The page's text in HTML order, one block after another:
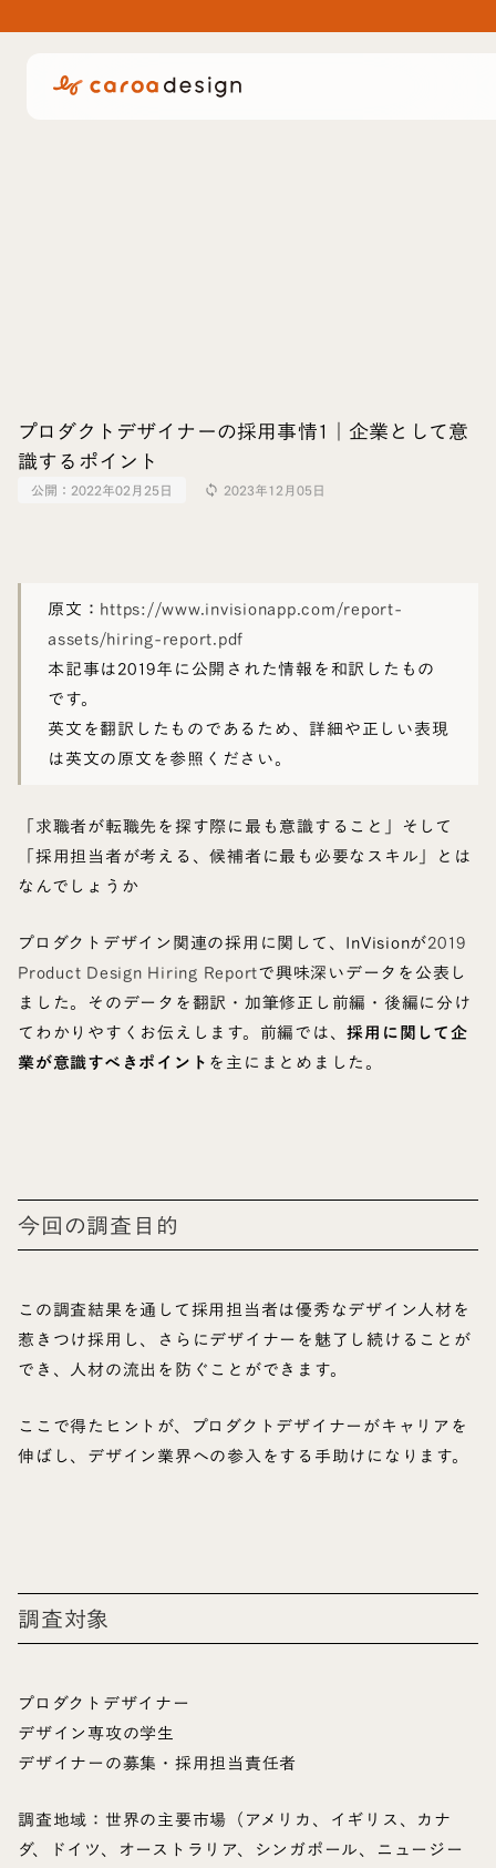
プロダクトデザイナーの採用事情1｜企業として意
識するポイント
公開： 2022年02月25日 sync 2023年12月05日
原文： https://www.invisionapp.com/report-
assets/hiring-report.pdf
本記事は2019年に公開された情報を和訳したもの
です。
英文を翻訳したものであるため、詳細や正しい表現
は英文の原文を参照ください。
「求職者が転職先を探す際に最も意識すること」そして
「採用担当者が考える、候補者に最も必要なスキル」とは
なんでしょうか
プロダクトデザイン関連の採用に関して、InVisionが2019
Product Design Hiring Reportで興味深いデータを公表し
ました。そのデータを翻訳・加筆修正し前編・後編に分け
てわかりやすくお伝えします。前編では、採用に関して企
業が意識すべきポイントを主にまとめました。
今回の調査目的
この調査結果を通して採用担当者は優秀なデザイン人材を
惹きつけ採用し、さらにデザイナーを魅了し続けることが
でき、人材の流出を防ぐことができます。
ここで得たヒントが、プロダクトデザイナーがキャリアを
伸ばし、デザイン業界への参入をする手助けになります。
調査対象
プロダクトデザイナー
デザイン専攻の学生
デザイナーの募集・採用担当責任者
調査地域：世界の主要市場（アメリカ、イギリス、カナ
ダ、ドイツ、オーストラリア、シンガポール、ニュージー